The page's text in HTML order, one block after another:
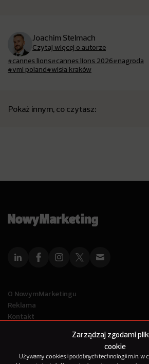
Zarządzaj zgodami
cookie
Używamy cookies i podobnych technologii m.in. w
Joachim Stelmach
Czytaj więcej o autorze
#cannes lions#cannes lions 2026#nagroda
#vml poland#wisła kraków
Pokaż innym, co czytasz:
O NowymMarketingu
Reklama
Kontakt